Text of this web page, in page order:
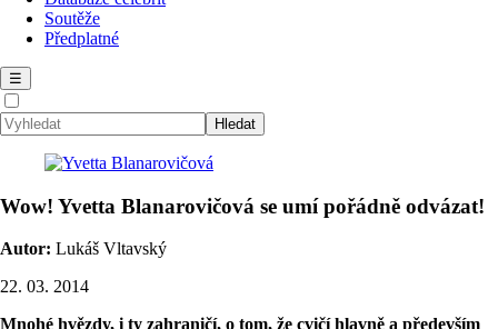
Soutěže
Předplatné
☰
Wow! Yvetta Blanarovičová se umí pořádně odvázat!
Autor: Lukáš Vltavský
22. 03. 2014
Mnohé hvězdy, i ty zahraničí, o tom, že cvičí hlavně a především